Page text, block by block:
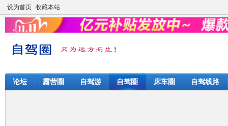
设为首页 收藏本站
论坛 露营圈 自驾游 自驾圈 床车圈 自驾线路